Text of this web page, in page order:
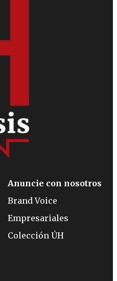
Anuncie con nosotros
Brand Voice
Empresariales
Colección ÚH